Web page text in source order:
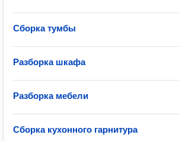
Сборка тумбы
Разборка шкафа
Разборка мебели
Сборка кухонного гарнитура